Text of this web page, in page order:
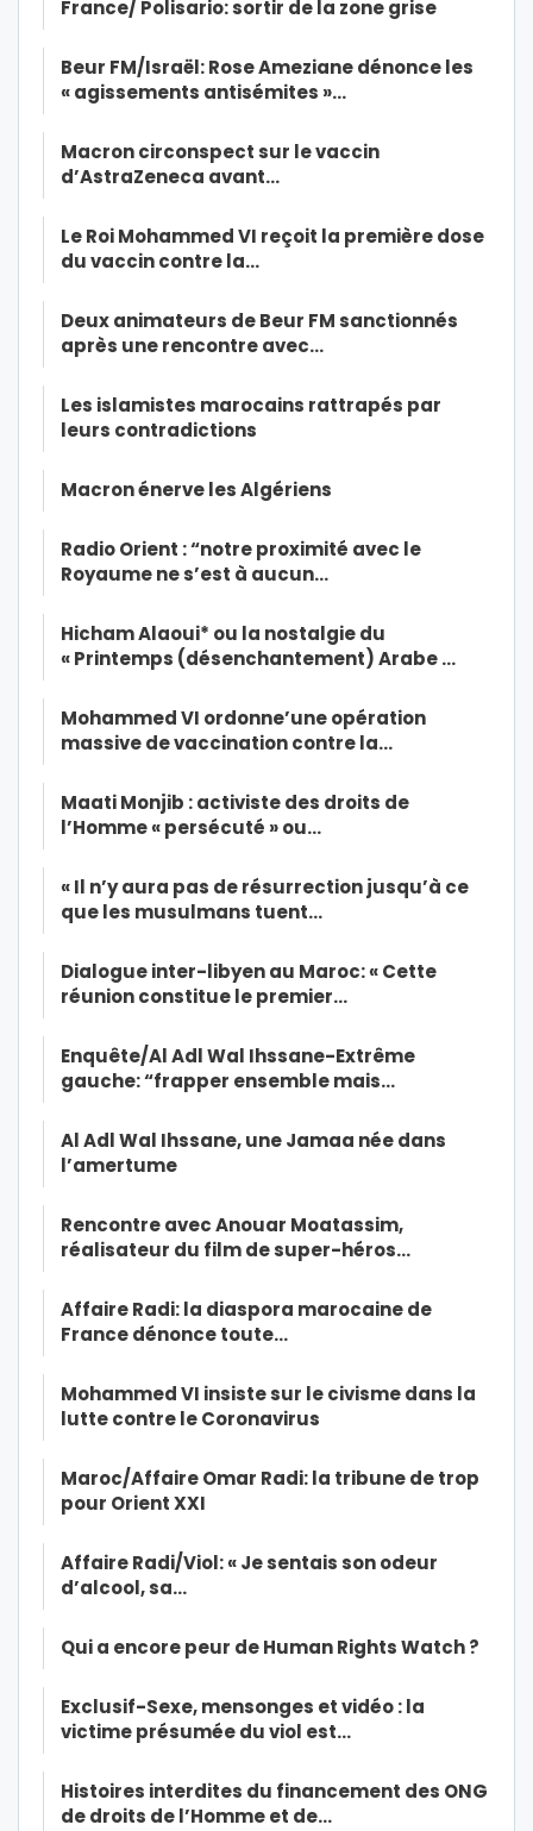
France/ Polisario: sortir de la zone grise
Beur FM/Israël: Rose Ameziane dénonce les
« agissements antisémites »…
Macron circonspect sur le vaccin
d’AstraZeneca avant…
Le Roi Mohammed VI reçoit la première dose
du vaccin contre la…
Deux animateurs de Beur FM sanctionnés
après une rencontre avec…
Les islamistes marocains rattrapés par
leurs contradictions
Macron énerve les Algériens
Radio Orient : “notre proximité avec le
Royaume ne s’est à aucun…
Hicham Alaoui* ou la nostalgie du
« Printemps (désenchantement) Arabe …
Mohammed VI ordonne’une opération
massive de vaccination contre la…
Maati Monjib : activiste des droits de
l’Homme « persécuté » ou…
« Il n’y aura pas de résurrection jusqu’à ce
que les musulmans tuent…
Dialogue inter-libyen au Maroc: « Cette
réunion constitue le premier…
Enquête/Al Adl Wal Ihssane-Extrême
gauche: “frapper ensemble mais…
Al Adl Wal Ihssane, une Jamaa née dans
l’amertume
Rencontre avec Anouar Moatassim,
réalisateur du film de super-héros…
Affaire Radi: la diaspora marocaine de
France dénonce toute…
Mohammed VI insiste sur le civisme dans la
lutte contre le Coronavirus
Maroc/Affaire Omar Radi: la tribune de trop
pour Orient XXI
Affaire Radi/Viol: « Je sentais son odeur
d’alcool, sa…
Qui a encore peur de Human Rights Watch ?
Exclusif-Sexe, mensonges et vidéo : la
victime présumée du viol est…
Histoires interdites du financement des ONG
de droits de l’Homme et de…